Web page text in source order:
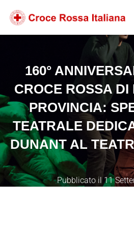
contenuto
alla
navigazione
footer
160°
CROCE ROSSA
PROVINCIA:
TEATRALE
DUNANT AL
Pubblicato il11